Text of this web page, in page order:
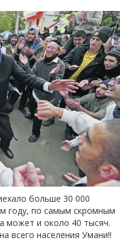
больше 30 000
году, по самым скромным
может и около 40 тысяч.
всего населения Умани!!